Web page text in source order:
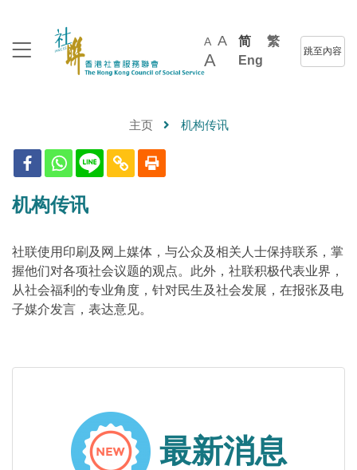
A A
A
简
繁
Eng
跳至內容
主页 机构传讯
机构传讯
社联使用印刷及网上媒体，与公众及相关人士保持联系，掌
握他们对各项社会议题的观点。此外，社联积极代表业界，
从社会福利的专业角度，针对民生及社会发展，在报张及电
子媒介发言，表达意见。
最新消息